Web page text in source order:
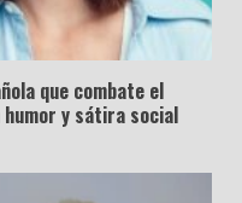
que combate el
humor y sátira social